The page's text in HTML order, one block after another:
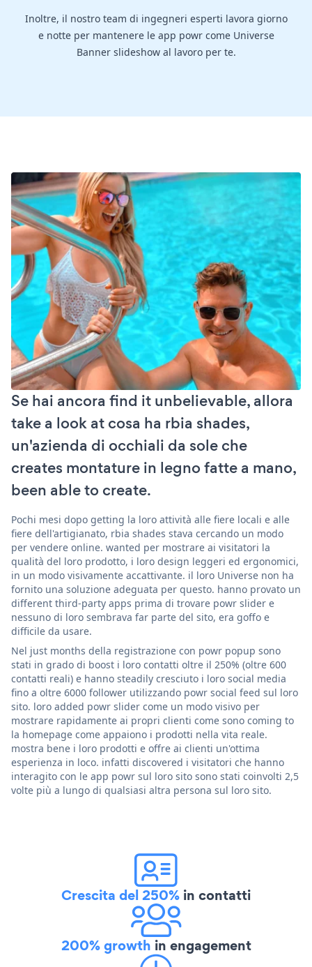
Inoltre, il nostro team di ingegneri esperti lavora giorno
e notte per mantenere le app powr come Universe
Banner slideshow al lavoro per te.
Se hai ancora find it unbelievable, allora
take a look at cosa ha rbia shades,
un'azienda di occhiali da sole che
creates montature in legno fatte a mano,
been able to create.
Pochi mesi dopo getting la loro attività alle fiere locali e alle
fiere dell'artigianato, rbia shades stava cercando un modo
per vendere online. wanted per mostrare ai visitatori la
qualità del loro prodotto, i loro design leggeri ed ergonomici,
in un modo visivamente accattivante. il loro Universe non ha
fornito una soluzione adeguata per questo. hanno provato un
different third-party apps prima di trovare powr slider e
nessuno di loro sembrava far parte del sito, era goffo e
difficile da usare.
Nel just months della registrazione con powr popup sono
stati in grado di boost i loro contatti oltre il 250% (oltre 600
contatti reali) e hanno steadily cresciuto i loro social media
fino a oltre 6000 follower utilizzando powr social feed sul loro
sito. loro added powr slider come un modo visivo per
mostrare rapidamente ai propri clienti come sono coming to
la homepage come appaiono i prodotti nella vita reale.
mostra bene i loro prodotti e offre ai clienti un'ottima
esperienza in loco. infatti discovered i visitatori che hanno
interagito con le app powr sul loro sito sono stati coinvolti 2,5
volte più a lungo di qualsiasi altra persona sul loro sito.
Crescita del 250% in contatti
200% growth in engagement